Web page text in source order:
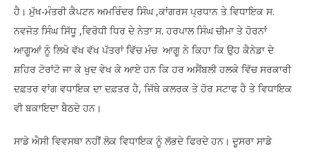
ਹੈ। ਮੁੱਖ-ਮੰਤਰੀ ਕੈਪਟਨ ਅਮਰਿੰਦਰ ਸਿੰਘ ,ਕਾਂਗਰਸ ਪ੍ਰਧਾਨ ਤੇ ਵਿਧਾਇਕ ਸ.
ਨਵਜੋਤ ਸਿੰਘ ਸਿੱਧੂ ,ਵਿਰੋਧੀ ਧਿਰ ਦੇ ਨੇਤਾ ਸ. ਹਰਪਾਲ ਸਿੰਘ ਚੀਮਾ ਤੇ ਹੋਰਨਾਂ
ਆਗੂਆਂ ਨੂੰ ਲਿਖੇ ਵੱਖ ਵੱਖ ਪੱਤਰਾਂ ਵਿੱਚ ਮੰਚ ਆਗੂ ਨੇ ਕਿਹਾ ਕਿ ਉਹ ਕੈਨੇਡਾ ਦੇ
ਸ਼ਹਿਰ ਟੋਰਾਂਟੋ ਜਾ ਕੇ ਖੁਦ ਵੇਖ ਕੇ ਆਏ ਹਨ ਕਿ ਹਰ ਅਸੈਂਬਲੀ ਹਲਕੇ ਵਿੱਚ ਸਰਕਾਰੀ
ਦਫ਼ਤਰ ਵਾਂਗ ਵਧਾਇਕ ਦਾ ਦਫ਼ਤਰ ਹੈ, ਜਿੱਥੇ ਕਲਰਕ ਤੇ ਹੋਰ ਸਟਾਫ ਹੈ ਤੇ ਵਿਧਾਇਕ
ਵੀ ਬਕਾਇਦਾ ਬੈਠਦੇ ਹਨ।
ਸਾਡੇ ਐਸੀ ਵਿਵਸਥਾ ਨਹੀਂ ਲੋਕ ਵਿਧਾਇਕ ਨੂੰ ਲੱਭਦੇ ਫਿਰਦੇ ਹਨ। ਦੂਸਰਾ ਸਾਡੇ